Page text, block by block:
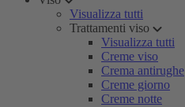
Visualizza tutti
Trattamenti viso
Visualizza tutti
Creme viso
Crema antirughe
Creme giorno
Creme notte